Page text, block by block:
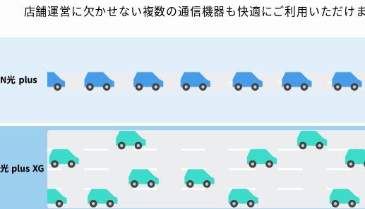
店舗運営に欠かせない複数の通信機器も快適にご利用いただけ